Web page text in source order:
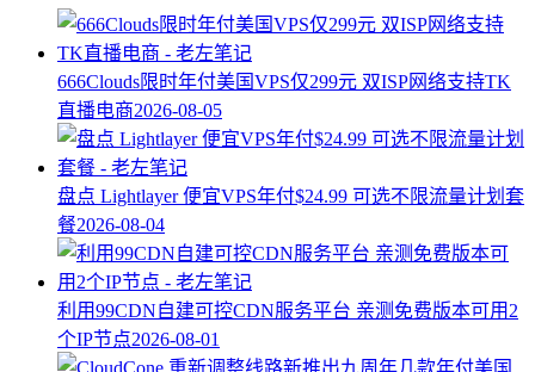
666Clouds限时年付美国VPS仅299元 双ISP网络支持TK
直播电商2026-08-05
盘点 Lightlayer 便宜VPS年付$24.99 可选不限流量计划套
餐2026-08-04
利用99CDN自建可控CDN服务平台 亲测免费版本可用2
个IP节点2026-08-01